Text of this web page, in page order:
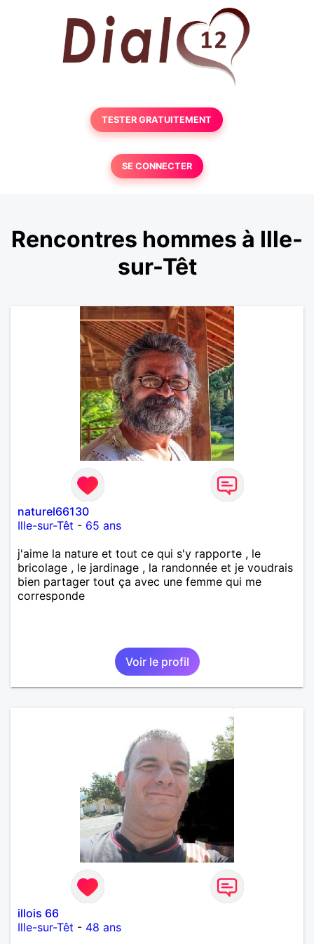
TESTER GRATUITEMENT
SE CONNECTER
Rencontres hommes à Ille-
sur-Têt
naturel66130
Ille-sur-Têt - 65 ans
j'aime la nature et tout ce qui s'y rapporte , le
bricolage , le jardinage , la randonnée et je voudrais
bien partager tout ça avec une femme qui me
corresponde
Voir le profil
illois 66
Ille-sur-Têt - 48 ans